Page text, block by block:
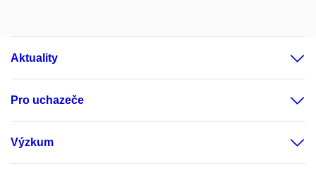
Aktuality
Pro uchazeče
Výzkum